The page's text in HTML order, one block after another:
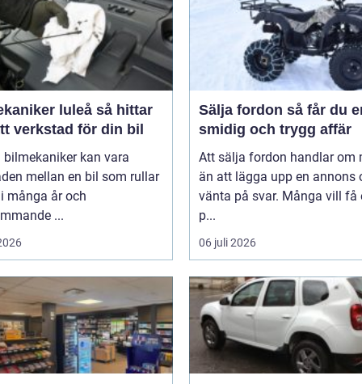
luleå så hittar
verkstad för din bil
bilmekaniker kan vara
mellan en bil som rullar
många år och
...
Sälja fordon så får du en
smidig och trygg affär
Att sälja fordon handlar om
än att lägga upp en annons
vänta på svar. Många vill få
p...
06 juli 2026